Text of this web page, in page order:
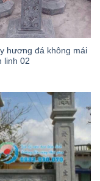
hương đá không mái
linh 02